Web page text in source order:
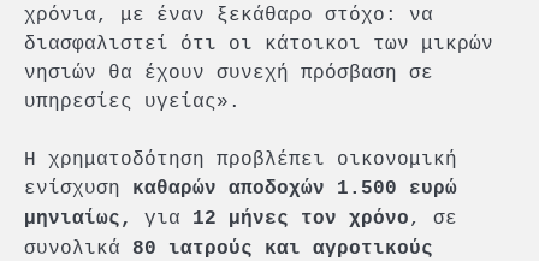
χρόνια, με έναν ξεκάθαρο στόχο: να
διασφαλιστεί ότι οι κάτοικοι των μικρών
νησιών θα έχουν συνεχή πρόσβαση σε
υπηρεσίες υγείας».
Η χρηματοδότηση προβλέπει οικονομική
ενίσχυση καθαρών αποδοχών
1.500 ευρώ
μηνιαίως,
για 12 μήνες τον χρόνο, σε
συνολικά 80 ιατρούς και αγροτικούς